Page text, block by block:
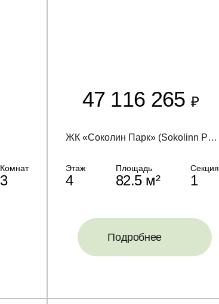
Комнат
3
47 116 265 ₽
ЖК «Соколин Парк» (Sokolinn Park)
Этаж
4
Площадь
82.5 м²
Секция
1
Подробнее